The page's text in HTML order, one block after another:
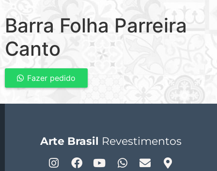
Barra Folha Parreira
Canto
Fazer pedido
Arte Brasil Revestimentos